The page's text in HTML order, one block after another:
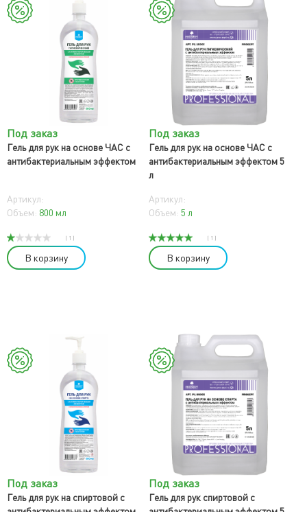
Под заказ
Гель для рук на основе ЧАС с
антибактериальным эффектом
Артикул:
Объем: 800 мл
( 1 )
В корзину
Под заказ
Гель для рук на основе ЧАС с
антибактериальным эффектом 5
л
Артикул:
Объем: 5 л
( 1 )
В корзину
Под заказ
Гель для рук на спиртовой с
Под заказ
Гель для рук спиртовой с